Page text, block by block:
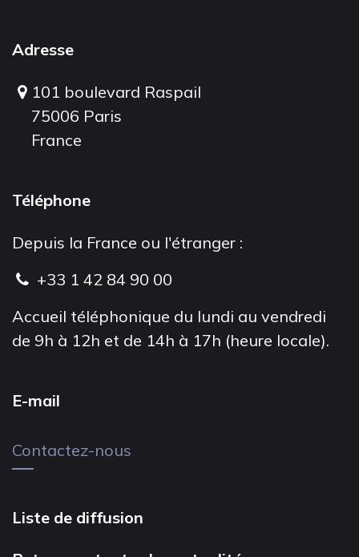
Adresse
101 boulevard Raspail
75006 Paris
France
Téléphone
Depuis la France ou l'étranger :
+33 1 42 84 90 00
Accueil téléphonique du lundi au vendredi
de 9h à 12h et de 14h à 17h (heure locale).
E-mail
Contactez-nous
Liste de diffusion